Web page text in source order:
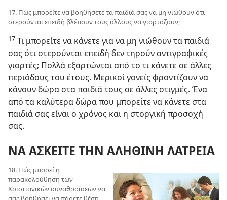
17. Πώς μπορείτε να βοηθήσετε τα παιδιά σας να μη νιώθουν ότι
στερούνται επειδή βλέπουν τους άλλους να γιορτάζουν;
17 Τι μπορείτε να κάνετε για να μη νιώθουν τα παιδιά
σας ότι στερούνται επειδή δεν τηρούν αντιγραφικές
γιορτές; Πολλά εξαρτώνται από το τι κάνετε σε άλλες
περιόδους του έτους. Μερικοί γονείς φροντίζουν να
κάνουν δώρα στα παιδιά τους σε άλλες στιγμές. Ένα
από τα καλύτερα δώρα που μπορείτε να κάνετε στα
παιδιά σας είναι ο χρόνος και η στοργική προσοχή
σας.
ΝΑ ΑΣΚΕΙΤΕ ΤΗΝ ΑΛΗΘΙΝΗ ΛΑΤΡΕΙΑ
18. Πώς μπορεί η
παρακολούθηση των
Χριστιανικών συναθροίσεων να